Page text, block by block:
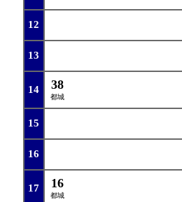
12
13
14 38
都城
15
16
17 16
都城